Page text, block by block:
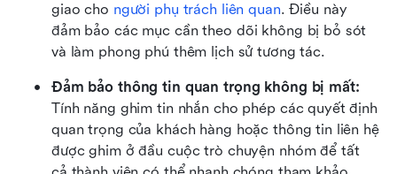
giao cho người phụ trách liên quan. Điều này
đảm bảo các mục cần theo dõi không bị bỏ sót
và làm phong phú thêm lịch sử tương tác.
Đảm bảo thông tin quan trọng không bị mất:
Tính năng ghim tin nhắn cho phép các quyết định
quan trọng của khách hàng hoặc thông tin liên hệ
được ghim ở đầu cuộc trò chuyện nhóm để tất